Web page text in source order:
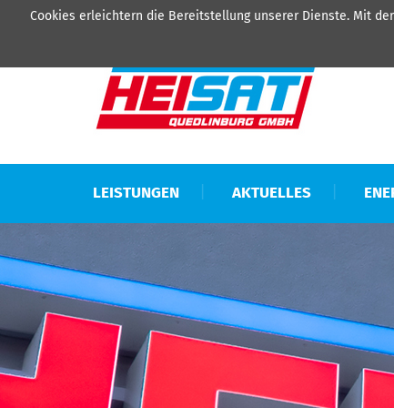
Cookies erleichtern die Bereitstellung unserer Dienste. Mit
LEISTUNGEN AKTUELLES